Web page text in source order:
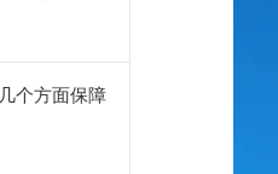
个方面保障